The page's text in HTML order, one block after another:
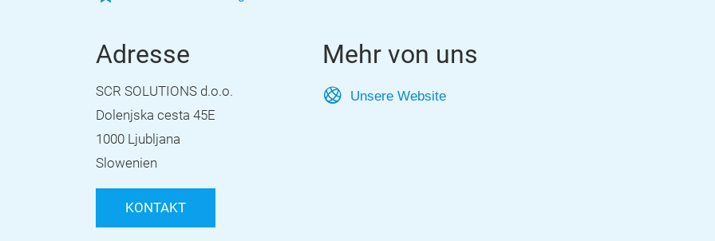
Adresse
SCR SOLUTIONS d.o.o.
Dolenjska cesta 45E
1000 Ljubljana
Slowenien
KONTAKT
Mehr von uns
Unsere Website